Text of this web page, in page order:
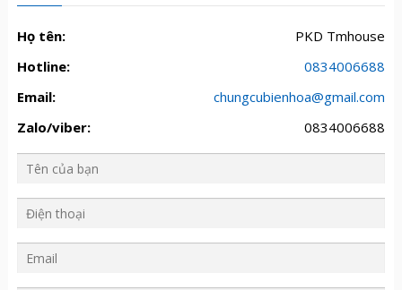
Họ tên:
PKD Tmhouse
Hotline:
0834006688
Email:
chungcubienhoa@gmail.com
Zalo/viber:
0834006688